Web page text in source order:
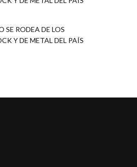
SE RODEA DE LOS
Y DE METAL DEL PAÍS